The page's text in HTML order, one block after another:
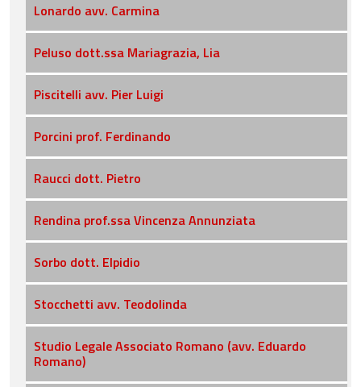
Lonardo avv. Carmina
Peluso dott.ssa Mariagrazia, Lia
Piscitelli avv. Pier Luigi
Porcini prof. Ferdinando
Raucci dott. Pietro
Rendina prof.ssa Vincenza Annunziata
Sorbo dott. Elpidio
Stocchetti avv. Teodolinda
Studio Legale Associato Romano (avv. Eduardo
Romano)